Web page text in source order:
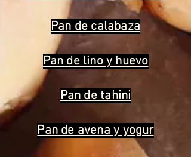
Pan de calabaza
Pan de lino y huevo
Pan de tahini
Pan de avena y yogur